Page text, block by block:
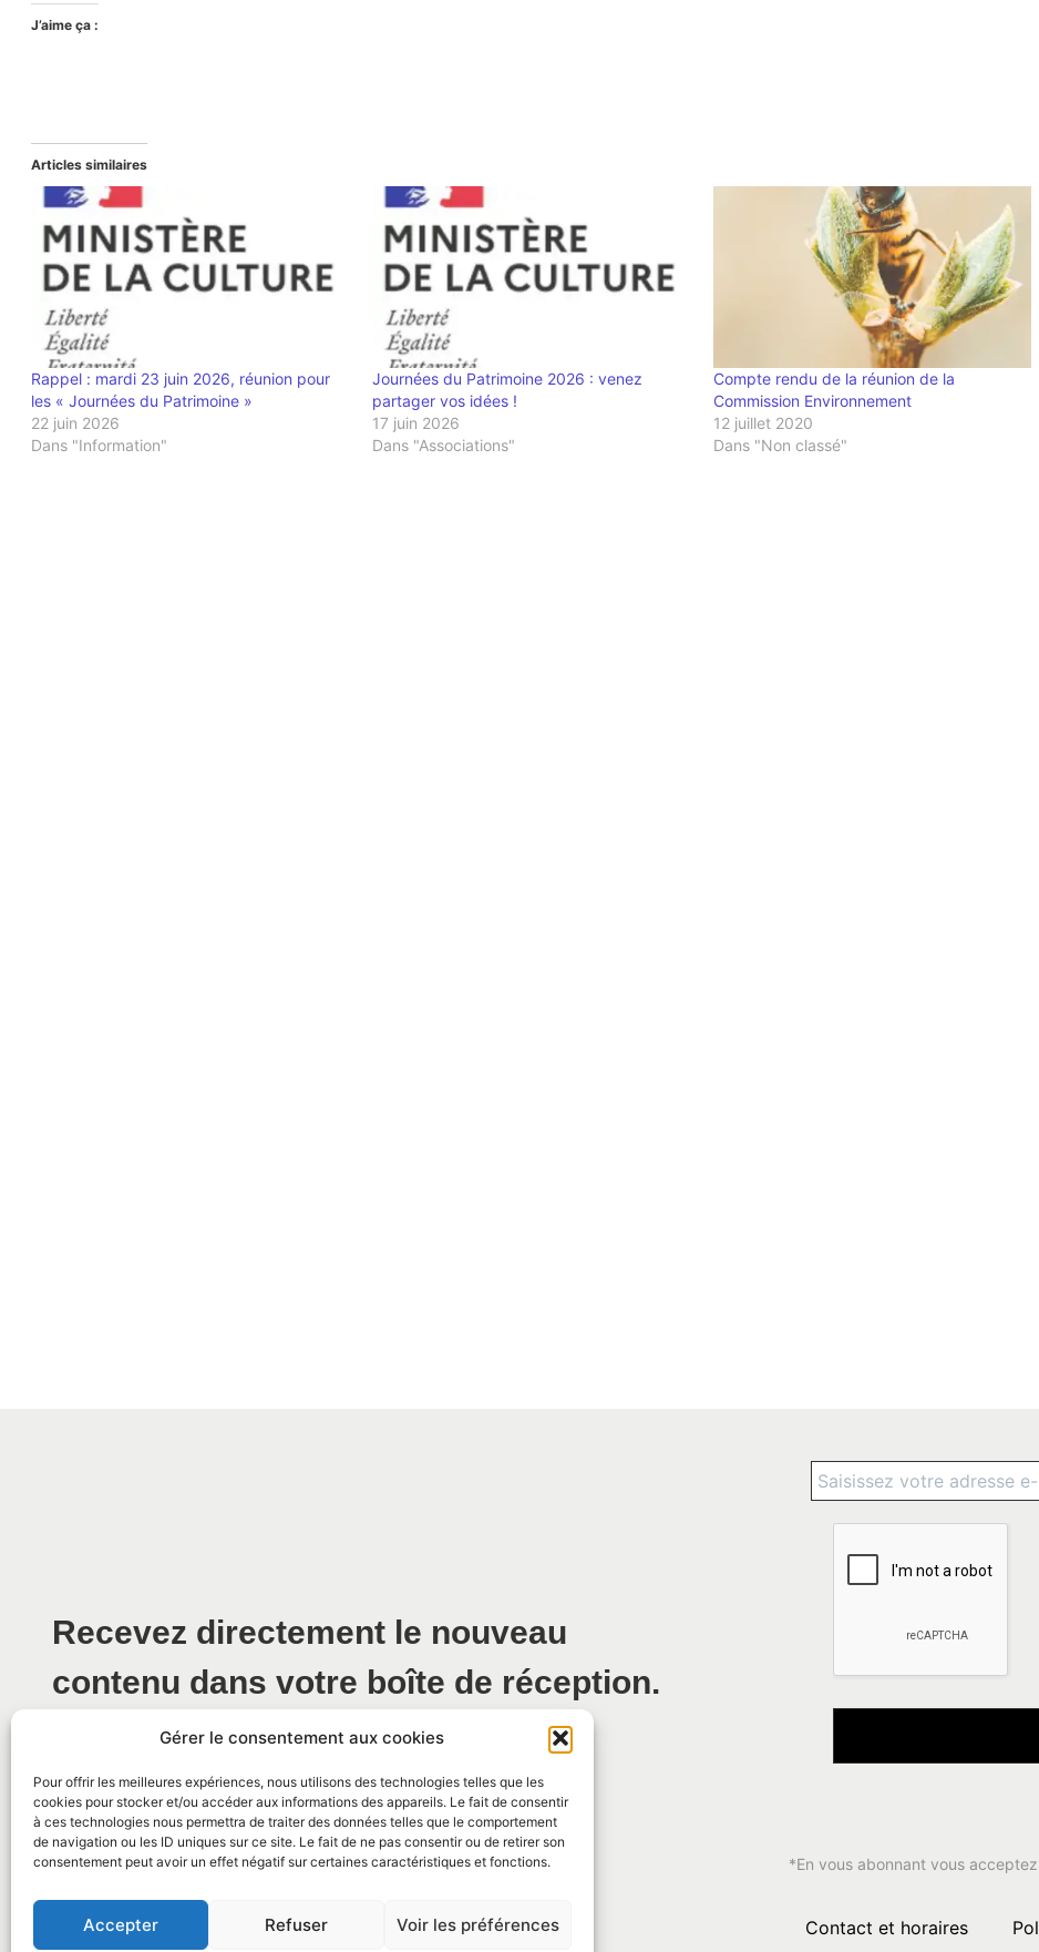
Gérer le consentement aux cookies
Pour offrir les meilleures expériences, nous utilisons des technologies telles que les
cookies pour stocker et/ou accéder aux informations des appareils. Le fait de consentir
à ces technologies nous permettra de traiter des données telles que le comportement
de navigation ou les ID uniques sur ce site. Le fait de ne pas consentir ou de retirer son
consentement peut avoir un effet négatif sur certaines caractéristiques et fonctions.
Accepter Refuser Voir les préférences
J’aime ça :
Articles similaires
Rappel : mardi 23 juin 2026, réunion pour
les « Journées du Patrimoine »
22 juin 2026
Dans "Information"
Journées du Patrimoine 2026 : venez
partager vos idées !
17 juin 2026
Dans "Associations"
Compte rendu de la réunion de la
Commission Environnement
12 juillet 2020
Dans "Non classé"
Recevez directement le nouveau
contenu dans votre boîte de réception.
*En vous abonnant vous
Contact et horaires